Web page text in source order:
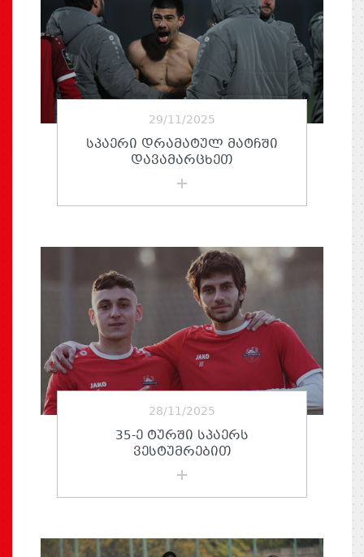
29/11/2025
ᲡᲞᲐᲔᲠᲘ ᲓᲠᲐᲛᲐᲢᲣᲚ ᲛᲐᲢᲩᲨᲘ
ᲓᲐᲕᲐᲛᲐᲠᲪᲮᲔᲗ
28/11/2025
35-Ე ᲢᲣᲠᲨᲘ ᲡᲞᲐᲔᲠᲡ
ᲕᲔᲡᲢᲣᲛᲠᲔᲑᲘᲗ